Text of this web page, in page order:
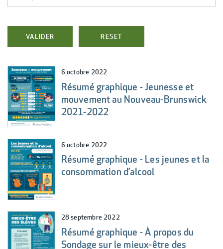
6 octobre 2022
Résumé graphique - Jeunesse et
mouvement au Nouveau-Brunswick
2021-2022
6 octobre 2022
Résumé graphique - Les jeunes et la
consommation d’alcool
28 septembre 2022
Résumé graphique - À propos du
Sondage sur le mieux-être des